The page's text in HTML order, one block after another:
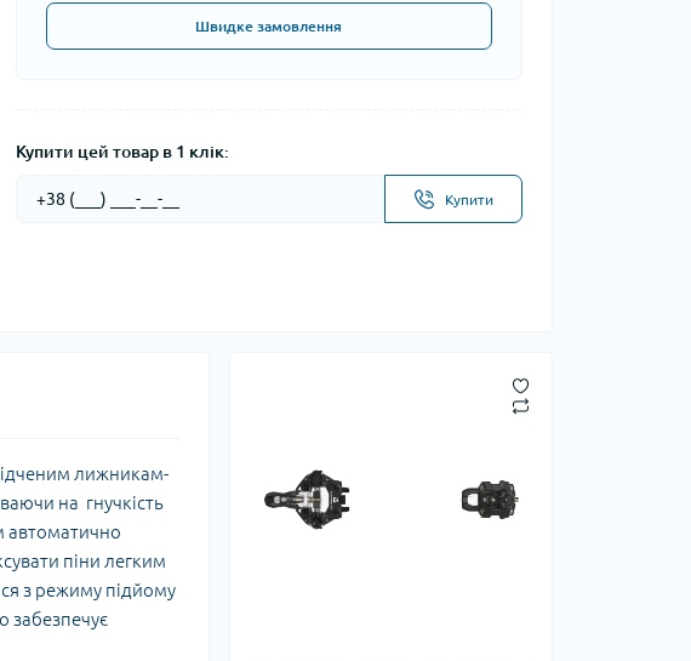
Швидке замовлення
Купити цей товар в 1 клік:
Купити
лижникам-
на гнучкість
автоматично
піни легким
з режиму підйому
забезпечує